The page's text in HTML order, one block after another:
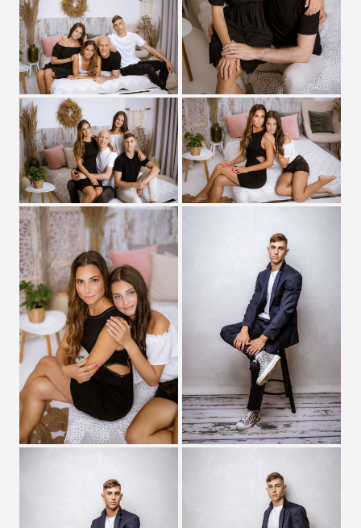
Zobrazit detail
Zobrazit detail
Zobrazit detail
Zobrazit detail Zobrazit detail
Zobrazit detail Zobrazit detail